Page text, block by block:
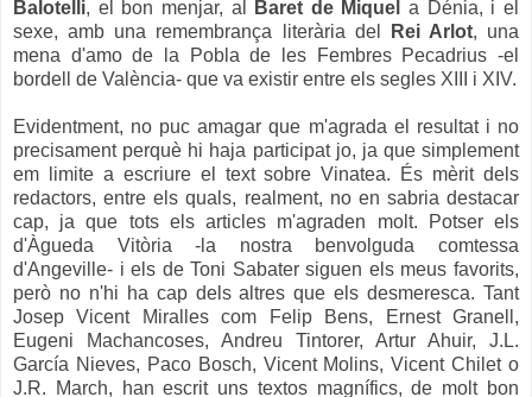
Balotelli, el bon menjar, al Baret de Miquel
a Dénia, i el
sexe, amb una remembrança literària del
Rei Arlot, una
mena d'amo de la Pobla de les Fembres Pecadrius -el
bordell de València- que va existir entre els segles XIII i XIV.
Evidentment, no puc amagar que m'agrada el resultat i no
precisament perquè hi haja participat jo, ja que simplement
em limite a escriure el text sobre Vinatea. És mèrit dels
redactors, entre els quals, realment, no en sabria destacar
cap, ja que tots els articles m'agraden molt. Potser els
d'Àgueda Vitòria -la nostra benvolguda comtessa
d'Angeville- i els de Toni Sabater siguen els meus favorits,
però no n'hi ha cap dels altres que els desmeresca. Tant
Josep Vicent Miralles com Felip Bens, Ernest Granell,
Eugeni Machancoses, Andreu Tintorer, Artur Ahuir, J.L.
García Nieves, Paco Bosch, Vicent Molins, Vicent Chilet o
J.R. March, han escrit uns textos magnífics, de molt bon